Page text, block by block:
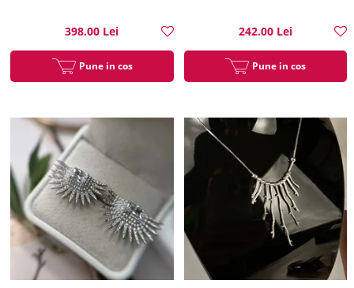
398.00 Lei
Pune in cos
242.00 Lei
Pune in cos